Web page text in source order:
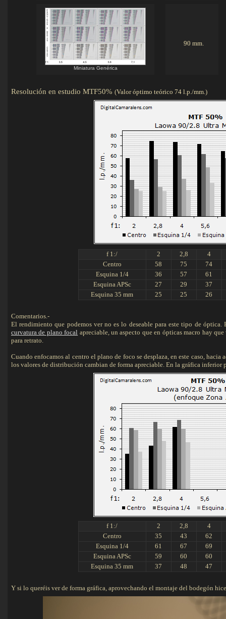
Miniatura Genérica
90 mm.
Resolución en estudio MTF50% (Valor óptimo teórico 74 l.p./mm.)
f 1:/ 2 2,8
4
Centro
58 75
74
Esquina 1/4
36 57
61
Esquina APSc
27 29
37
Esquina 35 mm
25 25 26
Comentarios.-
El rendimiento que podemos ver no es lo deseable para este tipo de
curvatura de plano focal apreciable, un aspecto que en ópticas macro hay
para retrato.
Cuando enfocamos al centro el plano de foco se desplaza, en este caso, hacia
los valores de distribución cambian de forma apreciable. En la gráfica inferior
f 1:/ 2 2,8
4
Centro
35 43
62
Esquina 1/4
61 67
69
Esquina APSc
59 60
60
Esquina 35 mm
37 48 47
Y si lo queréis ver de forma gráfica, aprovechando el montaje del bodegón